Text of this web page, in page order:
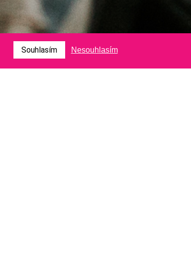
Souhlasím Nesouhlasím